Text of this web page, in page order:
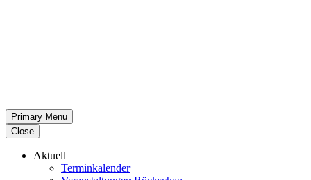
Primary Menu
Close
Aktuell
Termin­ka­lender